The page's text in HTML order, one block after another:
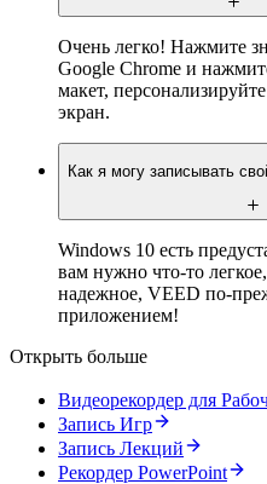
Очень легко! Нажмите
Google Chrome и
макет,
экран.
Как я могу записывать
Windows 10 есть
вам нужно что-то
надежное, VEED по-
приложением!
Открыть больше
Видеорекордер для
Запись Игр
Запись Лекций
Рекордер PowerPoint